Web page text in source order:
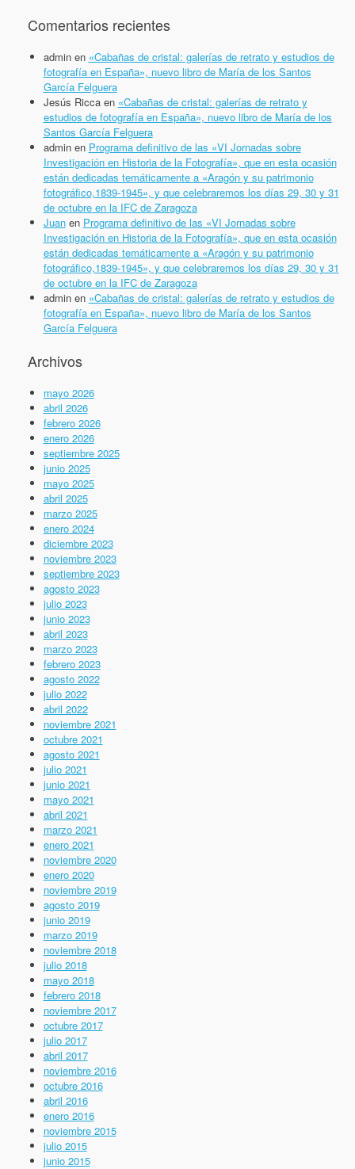
Comentarios recientes
adminen «Cabañas de cristal: galerías de retrato y estudios de
fotografía en España», nuevo libro de María de los Santos
García Felguera
Jesús Riccaen «Cabañas de cristal: galerías de retrato y
estudios de fotografía en España», nuevo libro de María de los
Santos García Felguera
adminen Programa definitivo de las «VI Jornadas sobre
Investigación en Historia de la Fotografía», que en esta ocasión
están dedicadas temáticamente a «Aragón y su patrimonio
fotográfico,1839-1945», y que celebraremos los días 29, 30 y 31
de octubre en la IFC de Zaragoza
Juanen Programa definitivo de las «VI Jornadas sobre
Investigación en Historia de la Fotografía», que en esta ocasión
están dedicadas temáticamente a «Aragón y su patrimonio
fotográfico,1839-1945», y que celebraremos los días 29, 30 y 31
de octubre en la IFC de Zaragoza
adminen «Cabañas de cristal: galerías de retrato y estudios de
fotografía en España», nuevo libro de María de los Santos
García Felguera
Archivos
mayo 2026
abril 2026
febrero 2026
enero 2026
septiembre 2025
junio 2025
mayo 2025
abril 2025
marzo 2025
enero 2024
diciembre 2023
noviembre 2023
septiembre 2023
agosto 2023
julio 2023
junio 2023
abril 2023
marzo 2023
febrero 2023
agosto 2022
julio 2022
abril 2022
noviembre 2021
octubre 2021
agosto 2021
julio 2021
junio 2021
mayo 2021
abril 2021
marzo 2021
enero 2021
noviembre 2020
enero 2020
noviembre 2019
agosto 2019
junio 2019
marzo 2019
noviembre 2018
julio 2018
mayo 2018
febrero 2018
noviembre 2017
octubre 2017
julio 2017
abril 2017
noviembre 2016
octubre 2016
abril 2016
enero 2016
noviembre 2015
julio 2015
junio 2015